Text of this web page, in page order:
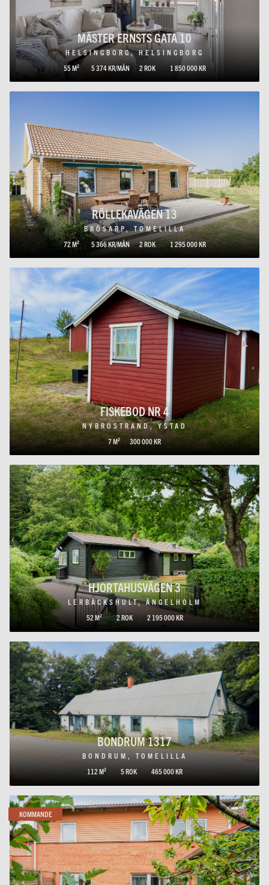
MÄSTER ERNSTS GATA 10
HELSINGBORG, HELSINGBORG
55 M²
5 374 KR/MÅN 2 ROK 1 850 000 KR
RÖLLEKAVÄGEN 13
BRÖSARP, TOMELILLA
72 M²
5 366 KR/MÅN 2 ROK 1 295 000 KR
FISKEBOD NR 4
NYBROSTRAND, YSTAD
7 M²
300 000 KR
HJORTAHUSVÄGEN 3
LERBÄCKSHULT, ÄNGELHOLM
52 M²
2 ROK 2 195 000 KR
BONDRUM 1317
BONDRUM, TOMELILLA
112 M²
5 ROK 465 000 KR
KOMMANDE